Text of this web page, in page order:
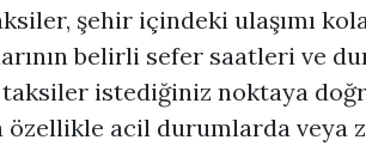
şehir içindeki ulaşımı
belirli sefer saatleri ve
istediğiniz noktaya
özellikle acil durumlarda veya